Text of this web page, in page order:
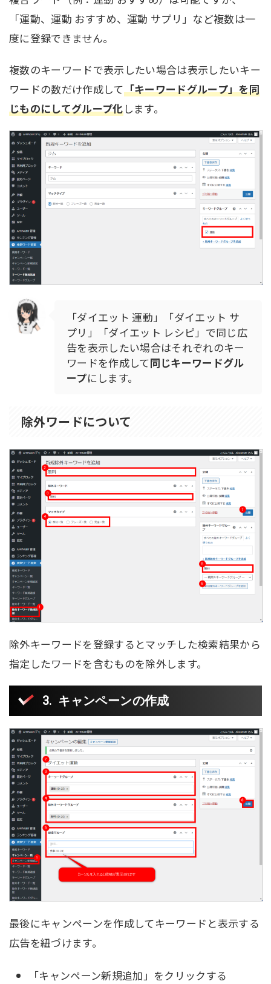
「運動、運動 おすすめ、運動 サプリ」など複数は一
度に登録できません。
複数のキーワードで表示したい場合は表示したいキー
ワードの数だけ作成して「キーワードグループ」を同
じものにしてグループ化します。
「ダイエット 運動」「ダイエット サ
プリ」「ダイエット レシピ」で同じ広
告を表示したい場合はそれぞれのキー
ワードを作成して同じキーワードグル
ープにします。
除外ワードについて
除外キーワードを登録するとマッチした検索結果から
指定したワードを含むものを除外します。
キャンペーンの作成
最後にキャンペーンを作成してキーワードと表示する
広告を紐づけます。
「キャンペーン新規追加」をクリックする